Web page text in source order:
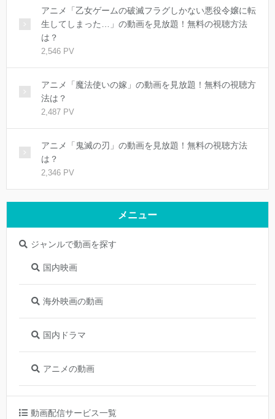
アニメ「乙女ゲームの破滅フラグしかない悪役令嬢に転
生してしまった…」の動画を見放題！無料の視聴方法
は？
2,546 PV
アニメ「魔法使いの嫁」の動画を見放題！無料の視聴方
法は？
2,487 PV
アニメ「鬼滅の刃」の動画を見放題！無料の視聴方法
は？
2,346 PV
メニュー
ジャンルで動画を探す
国内映画
海外映画の動画
国内ドラマ
アニメの動画
動画配信サービス一覧